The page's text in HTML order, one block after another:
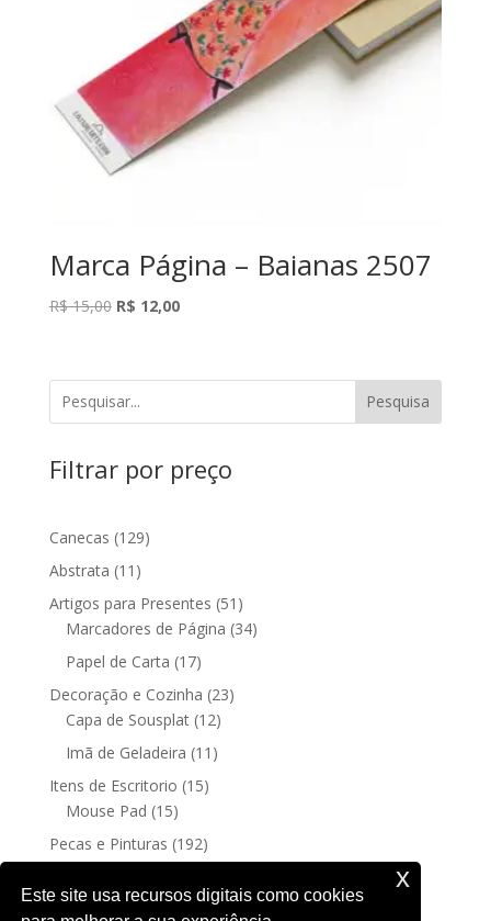
Marca Página – Baianas 2507
R$15,00 O
era:
R$ 15,00.
R$ 12,00O
é:
Pesquisa
Filtrar por preço
Canecas 129129
Abstrata 11 11
produtos
Artigos para Presentes 51 51
produtos
Marcadores de Página 3434
Papel de Carta 1717
produtos
Decoração e Cozinha 2323
Capa de Sousplat 1212
produtos
Imã de Geladeira 11 11
Itens de Escritorio 1515
Mouse Pad 1515
produtos
Pecas e Pinturas 192192
produtos
Fine Art 192192
produtos
Posters sem moldura 44
Este site usa recursos digitais como cookies
x